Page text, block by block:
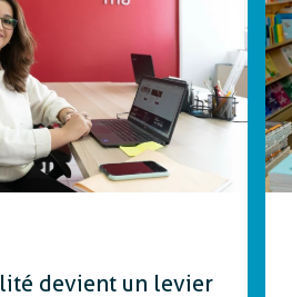
devient un levier